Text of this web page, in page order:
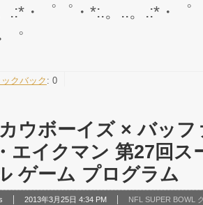
.:*・゜゜・*:.。..。.:*・
゜
ックバック : 0
ウボーイズ × バッフ
エイクマン 第27回
ゲーム プログラム
2013年3月25日 4:34 PM
NFL SUPER BOWL